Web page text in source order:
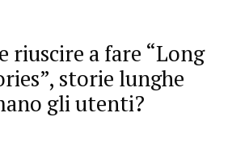
riuscire a fare “Long
storie lunghe
gli utenti?